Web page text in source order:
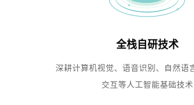
全栈自研技术
深耕计算机视觉、语音识别、自然语
交互等人工智能基础技术